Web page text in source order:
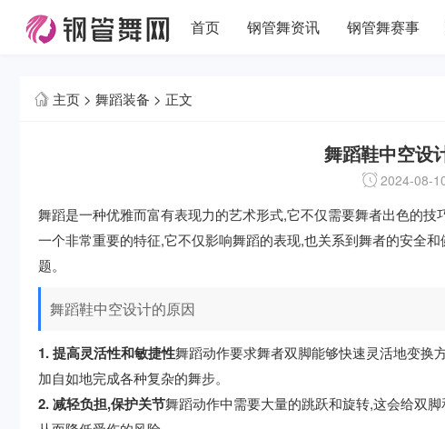
首页 钢管舞资讯 钢管舞赛事
主页 > 舞蹈装备 > 正文
舞蹈鞋中空设
2024-08-
舞蹈是一种优雅而富有表现力的艺术形式,它不仅需要舞者出色的
一个非常重要的特征,它不仅影响舞蹈的表现,也关系到舞者的安全
题。
舞蹈鞋中空设计的原因
1. 提高灵活性和敏捷性舞蹈动作要求舞者双脚能够快速灵活地变换
加自如地完成各种复杂的舞步。
2. 减轻负担,保护关节舞蹈动作中需要大量的跳跃和旋转,这会给双